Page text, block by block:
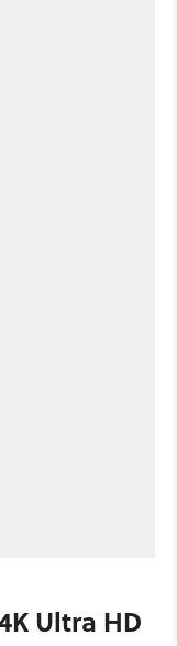
Ultra HD